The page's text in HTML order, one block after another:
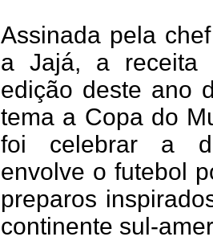
Assinada pela
a Jajá, a receita
edição deste ano
tema a Copa do
foi celebrar a
envolve o futebol
preparos
continente sul-